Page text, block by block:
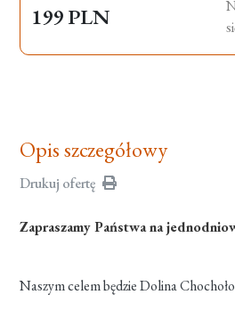
199 PLN
Opis szczegółowy
Drukuj ofertę
Zapraszamy Państwa na
Naszym celem będzie Dolina